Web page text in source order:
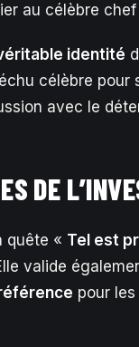
au célèbre
identité
célèbre pour
avec le
DE
quête « Tel est
valide
pour les